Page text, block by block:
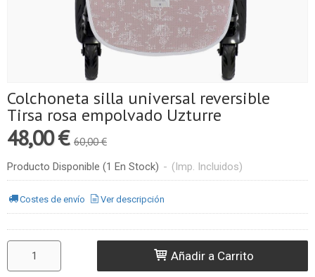
Colchoneta silla universal reversible
Tirsa rosa empolvado Uzturre
48,00 € 60,00 €
Producto Disponible (1 En Stock) - (Imp. Incluidos)
Costes de envío Ver descripción
Añadir a Carrito